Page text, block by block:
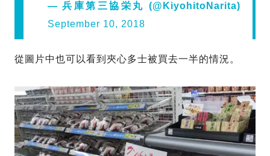
— 兵庫第三協栄丸 (@KiyohitoNarita)
September 10, 2018
從圖片中也可以看到夾心多士被買去一半的情況。